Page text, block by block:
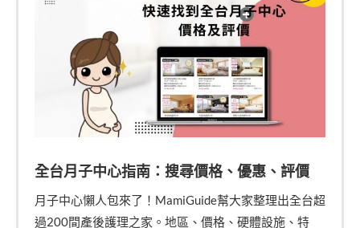
全台月子中心指南：搜尋價格、優惠、評價
月子中心懶人包來了！MamiGuide幫大家整理出全台超
過200間產後護理之家。地區、價格、硬體設施、特